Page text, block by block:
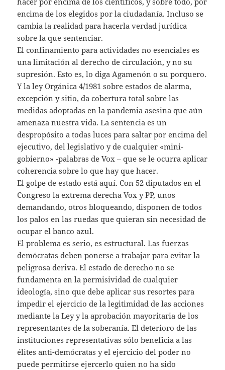
encima de los elegidos por la ciudadanía. Incluso se
cambia la realidad para hacerla verdad jurídica
sobre la que sentenciar.
El confinamiento para actividades no esenciales es
una limitación al derecho de circulación, y no su
supresión. Esto es, lo diga Agamenón o su porquero.
Y la ley Orgánica 4/1981 sobre estados de alarma,
excepción y sitio, da cobertura total sobre las
medidas adoptadas en la pandemia asesina que aún
amenaza nuestra vida. La sentencia es un
despropósito a todas luces para saltar por encima del
ejecutivo, del legislativo y de cualquier «mini-
gobierno» -palabras de Vox – que se le ocurra aplicar
coherencia sobre lo que hay que hacer.
El golpe de estado está aquí. Con 52 diputados en el
Congreso la extrema derecha Vox y PP, unos
demandando, otros bloqueando, disponen de todos
los palos en las ruedas que quieran sin necesidad de
ocupar el banco azul.
El problema es serio, es estructural. Las fuerzas
demócratas deben ponerse a trabajar para evitar la
peligrosa deriva. El estado de derecho no se
fundamenta en la permisividad de cualquier
ideología, sino que debe aplicar sus resortes para
impedir el ejercicio de la legitimidad de las acciones
mediante la Ley y la aprobación mayoritaria de los
representantes de la soberanía. El deterioro de las
instituciones representativas sólo beneficia a las
élites anti-demócratas y el ejercicio del poder no
puede permitirse ejercerlo quien no ha sido